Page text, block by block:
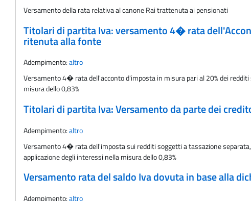
Versamento della rata relativa al canone Rai trattenuta ai pensionati
Titolari di partita Iva: versamento 4� rata
ritenuta alla fonte
Adempimento:altro
Versamento 4� rata dell'acconto d'imposta in misura pari al 20% dei
misura dello 0,83%
Titolari di partita Iva: Versamento da parte dei
Adempimento:altro
Versamento 4� rata dell'imposta sui redditi soggetti a tassazione
applicazione degli interessi nella misura dello 0,83%
Versamento rata del saldo Iva dovuta in base alla
Adempimento:altro